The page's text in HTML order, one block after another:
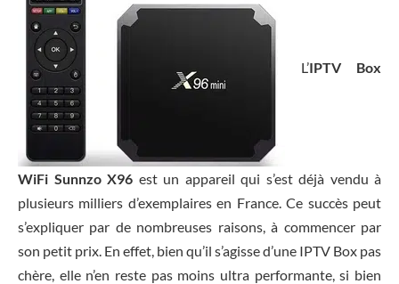
L’IPTV Box
WiFi Sunnzo X96 est un appareil qui s’est déjà vendu à
plusieurs milliers d’exemplaires en France. Ce succès peut
s’expliquer par de nombreuses raisons, à commencer par
son petit prix. En effet, bien qu’il s’agisse d’une IPTV Box pas
chère, elle n’en reste pas moins ultra performante, si bien